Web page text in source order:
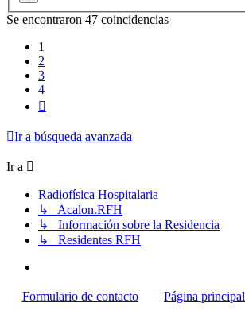
Se encontraron 47 coincidencias
1
2
3
4
Ir a búsqueda avanzada
Ir a
Radiofísica Hospitalaria
↳ Acalon.RFH
↳ Información sobre la Residencia
↳ Residentes RFH
Formulario de contacto Página principal